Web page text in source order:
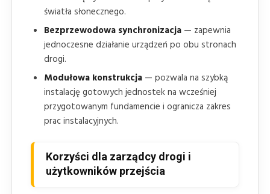
światła słonecznego.
Bezprzewodowa synchronizacja — zapewnia
jednoczesne działanie urządzeń po obu stronach
drogi.
Modułowa konstrukcja — pozwala na szybką
instalację gotowych jednostek na wcześniej
przygotowanym fundamencie i ogranicza zakres
prac instalacyjnych.
Korzyści dla zarządcy drogi i
użytkowników przejścia